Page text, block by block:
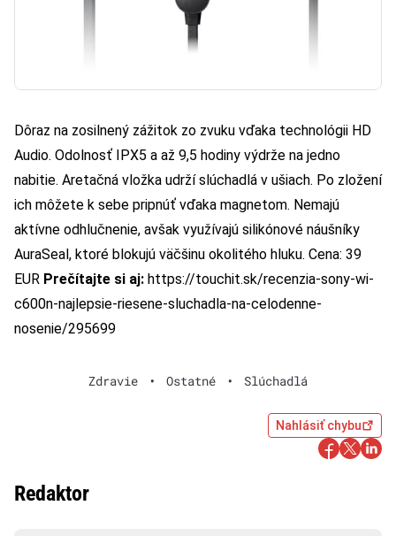
Dôraz na zosilnený zážitok zo zvuku vďaka technológii HD
Audio. Odolnosť IPX5 a až 9,5 hodiny výdrže na jedno
nabitie. Aretačná vložka udrží slúchadlá v ušiach. Po zložení
ich môžete k sebe pripnúť vďaka magnetom. Nemajú
aktívne odhlučnenie, avšak využívajú silikónové náušníky
AuraSeal, ktoré blokujú väčšinu okolitého hluku. Cena: 39
EUR Prečítajte si aj: https://touchit.sk/recenzia-sony-wi-
c600n-najlepsie-riesene-sluchadla-na-celodenne-
nosenie/295699
Zdravie • Ostatné • Slúchadlá
Nahlásiť chybu
Redaktor